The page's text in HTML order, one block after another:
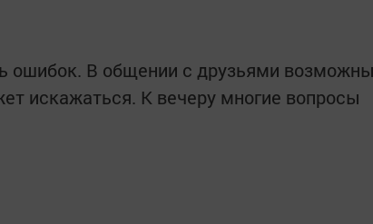
ошибок. В общении с друзьями
искажаться. К вечеру многие вопросы